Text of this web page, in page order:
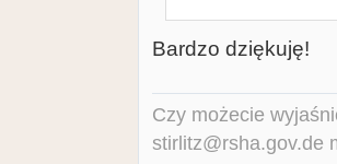
Bardzo dziękuję!
Czy możecie
stirlitz@rsha.gov.de